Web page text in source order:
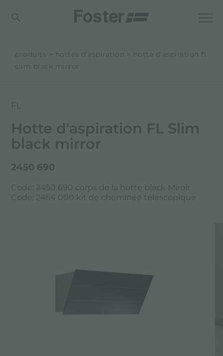
produits hottes d'aspiration
hotte d'aspiration fl
slim black mirror
FL
Hotte d'aspiration FL Slim
black mirror
2450 690
Code: 2450 690 corps de la hotte black Miroir
Code: 2454 000 kit de cheminée télescopique